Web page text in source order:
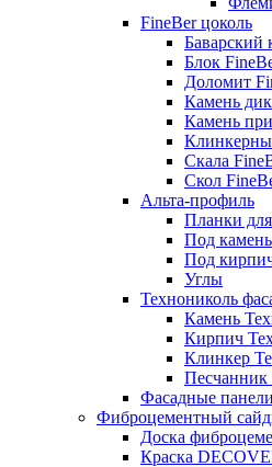
FineBer цоколь
Баварский
Блок
Доломит
Камень
Камень
Скала
Скол
Альта-профиль
Планки
Под камень
Под
Углы
Технониколь
Камень
Кирпич
Клинкер
Песчанник
Фасадные
Фиброцементный
Доска
Краска